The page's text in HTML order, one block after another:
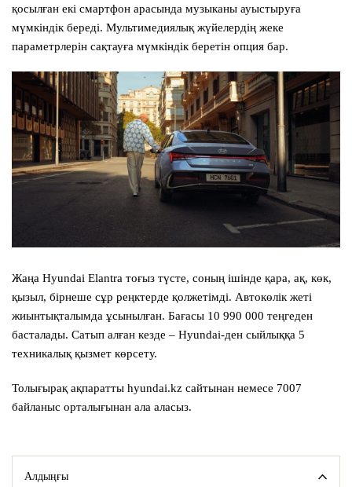
қосылған екі смартфон арасында музыканы ауыстыруға
мүмкіндік береді. Мультимедиялық жүйелердің жеке
параметрлерін сақтауға мүмкіндік беретін опция бар.
Жаңа Hyundai Elantra тоғыз түсте, соның ішінде қара, ақ, көк,
қызыл, бірнеше сұр реңктерде қолжетімді. Автокөлік жеті
жиынтықталымда ұсынылған. Бағасы 10 990 000 теңгеден
басталады. Сатып алған кезде – Hyundai-ден сыйлыққа 5
техникалық қызмет көрсету.
Толығырақ ақпаратты hyundai.kz сайтынан немесе 7007
байланыс орталығынан ала аласыз.
Алдыңғы